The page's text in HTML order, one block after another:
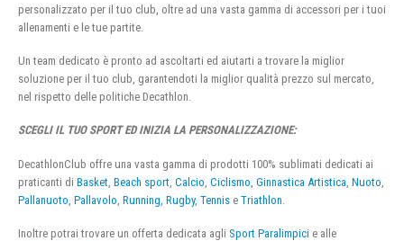
personalizzato per il tuo club, oltre ad una vasta gamma di accessori per i tuoi
allenamenti e le tue partite.
Un team dedicato è pronto ad ascoltarti ed aiutarti a trovare la miglior
soluzione per il tuo club, garantendoti la miglior qualità prezzo sul mercato,
nel rispetto delle politiche Decathlon.
SCEGLI IL TUO SPORT ED INIZIA LA PERSONALIZZAZIONE:
DecathlonClub offre una vasta gamma di prodotti 100% sublimati dedicati ai
praticanti di Basket Beach sport Calcio Ciclismo Ginnastica Artistica Nuoto
Pallanuoto Pallavolo Running Rugby, Tennis e Triathlon
Inoltre potrai trovare un offerta dedicata agli Sport Paralimpici e alle